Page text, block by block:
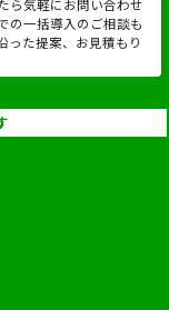
ら気軽にお問い合わせ
の一括導入のご相談も
った提案、お見積もり